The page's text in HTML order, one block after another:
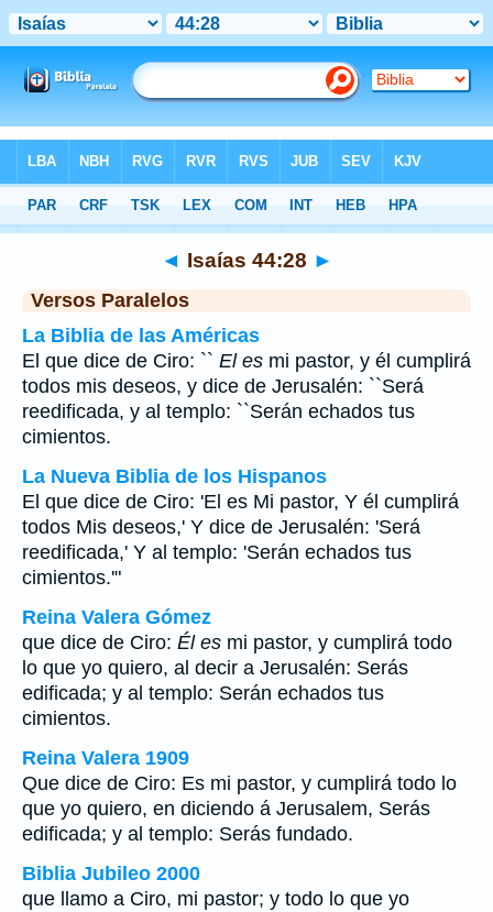
>Isaías > Capítulo 44> Verso 28
◄ Isaías 44:28 ►
Versos Paralelos
La Biblia de las Américas
El que dice de Ciro: `` El es mi pastor, y él cumplirá
todos mis deseos, y dice de Jerusalén: ``Será
reedificada, y al templo: ``Serán echados tus
cimientos.
La Nueva Biblia de los Hispanos
El que dice de Ciro: 'El es Mi pastor, Y él cumplirá
todos Mis deseos,' Y dice de Jerusalén: 'Será
reedificada,' Y al templo: 'Serán echados tus
cimientos.'"
Reina Valera Gómez
que dice de Ciro: Él es mi pastor, y cumplirá todo
lo que yo quiero, al decir a Jerusalén: Serás
edificada; y al templo: Serán echados tus
cimientos.
Reina Valera 1909
Que dice de Ciro: Es mi pastor, y cumplirá todo lo
que yo quiero, en diciendo á Jerusalem, Serás
edificada; y al templo: Serás fundado.
Biblia Jubileo 2000
que llamo a Ciro, mi pastor; y todo lo que yo